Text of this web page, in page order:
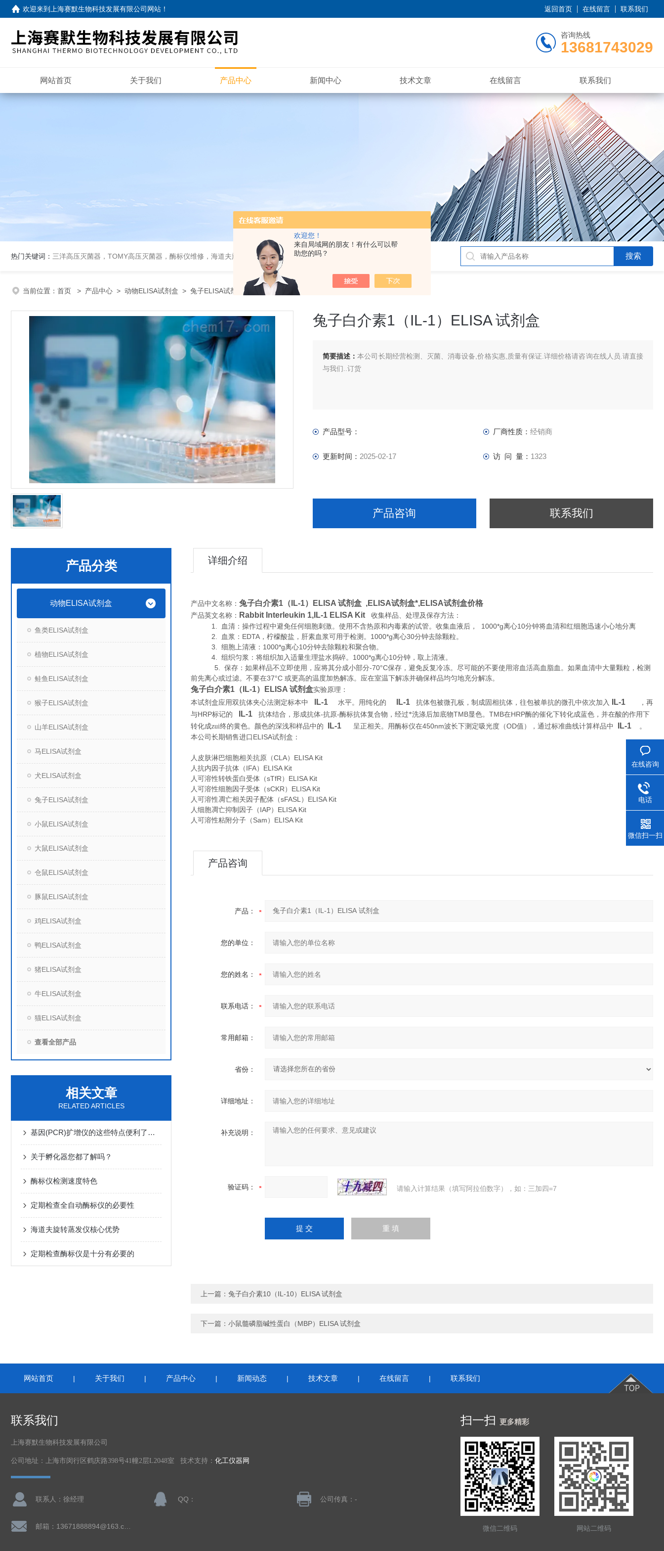
欢迎您！
来自局域网的朋友！有什么可以帮
助您的吗？
欢迎来到 上海赛默生物科技发展有限公司网站 ！ 返回首页 在线留言 联系我们
咨询热线
13681743029
网站首页 关于我们 产品中心 新闻中心 技术文章 在线留言 联系我们
热门关键词： 三洋高压灭菌器，TOMY高压灭菌器，酶标仪维修，海道夫旋转蒸发仪
当前位置： 首页 > 产品中心 > 动物ELISA试剂盒 > 兔子ELISA试剂盒> 兔子白介素1（IL-1）ELISA 试剂盒
兔子白介素1（IL-1）ELISA 试剂盒
简要描述：本公司长期经营检测、灭菌、消毒设备,价格实惠,质量有保证.详细价格请咨询在线人员.请直接
与我们..订货
产品型号： 厂商性质： 经销商
更新时间： 2025-02-17 访 问 量： 1323
产品咨询 联系我们
产品分类
动物ELISA试剂盒
鱼类ELISA试剂盒
植物ELISA试剂盒
鲑鱼ELISA试剂盒
猴子ELISA试剂盒
山羊ELISA试剂盒
马ELISA试剂盒
犬ELISA试剂盒
兔子ELISA试剂盒
小鼠ELISA试剂盒
大鼠ELISA试剂盒
仓鼠ELISA试剂盒
豚鼠ELISA试剂盒
鸡ELISA试剂盒
鸭ELISA试剂盒
猪ELISA试剂盒
牛ELISA试剂盒
猫ELISA试剂盒
查看全部产品
相关文章
RELATED ARTICLES
基因(PCR)扩增仪的这些特点便利了众多行业
关于孵化器您都了解吗？
酶标仪检测速度特色
定期检查全自动酶标仪的必要性
海道夫旋转蒸发仪核心优势
定期检查酶标仪是十分有必要的
详细介绍
产品中文名称： 兔子白介素1（IL-1）ELISA 试剂盒 ,ELISA试剂盒*,ELISA试剂盒价格
产品英文名称： Rabbit Interleukin 1,IL-1 ELISA Kit 收集样品、处理及保存方法：
1. 血清：操作过程中避免任何细胞刺激。使用不含热原和内毒素的试管。收集血液后， 1000*g离心10分钟将血清和红细胞迅速小心地分离
2. 血浆：EDTA，柠檬酸盐，肝素血浆可用于检测。1000*g离心30分钟去除颗粒。
3. 细胞上清液：1000*g离心10分钟去除颗粒和聚合物。
4. 组织匀浆：将组织加入适量生理盐水捣碎。1000*g离心10分钟，取上清液。
5. 保存：如果样品不立即使用，应将其分成小部分-70°C保存，避免反复冷冻。尽可能的不要使用溶血活高血脂血。如果血清中大量颗粒，检测
前先离心或过滤。不要在37°C 或更高的温度加热解冻。应在室温下解冻并确保样品均匀地充分解冻。
兔子白介素1（IL-1）ELISA 试剂盒实验原理 ：
本试剂盒应用双抗体夹心法测定标本中
IL-1 水平。用纯化的 IL-1 抗体包被微孔板，制成固相抗体，往包被单抗的微孔中依次加入 IL-1
，再
与HRP标记的 IL-1 抗体结合，形成抗体-抗原-酶标抗体复合物，经过*洗涤后加底物TMB显色。 TMB在HRP酶的催化下转化成蓝色，并在酸的作用下
转化成zui终的黄色。颜色的深浅和样品中的
IL-1 呈正相关。用酶标仪在450nm波长下测定吸光度（OD值），通过标准曲线计算样品中 IL-1
。
本公司长期销售进口ELISA试剂盒：
人皮肤淋巴细胞相关抗原（CLA）ELISA Kit
人抗内因子抗体（IFA）ELISA Kit
人可溶性转铁蛋白受体（sTfR）ELISA Kit
人可溶性细胞因子受体（sCKR）ELISA Kit
人可溶性凋亡相关因子配体（sFASL）ELISA Kit
人细胞凋亡抑制因子（IAP）ELISA Kit
人可溶性粘附分子（Sam）ELISA Kit
产品咨询
产品：
您的单位：
您的姓名：
联系电话：
常用邮箱：
省份：
详细地址：
补充说明：
验证码： 请输入计算结果（填写阿拉伯数字），如：三加四=7
上一篇： 兔子白介素10（IL-10）ELISA 试剂盒
下一篇： 小鼠髓磷脂碱性蛋白（MBP）ELISA 试剂盒
网站首页 | 关于我们 | 产品中心 | 新闻动态 | 技术文章 | 在线留言 | 联系我们
联系我们
上海赛默生物科技发展有限公司
公司地址：上海市闵行区鹤庆路398号41幢2层L2048室 技术支持： 化工仪器网
联系人：徐经理 QQ： 公司传真：-
扫一扫 更多精彩
微信二维码 网站二维码
在线咨询
电话
微信扫一扫